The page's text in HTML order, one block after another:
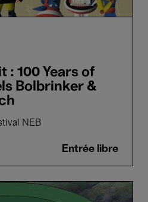
: 100 Years of
Bolbrinker &
NEB
Entrée libre